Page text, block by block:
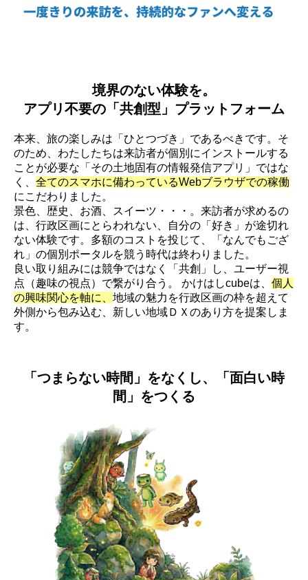
境界のない体験を。
アプリ不要の「共創型」プラットフォーム
本来、旅の楽しみは「ひとつづき」であるべきです。そ
のため、わたしたちは来訪者が個別にインストールする
ことが必要な「その土地固有の情報発信アプリ」ではな
く、 全てのスマホに備わっているWebブラウザでの稼働
にこだわりました。
景色、歴史、お酒、スイーツ・・・。来訪者が求めるの
は、行政区画にとらわれない、自分の「好き」が途切れ
ない体験です。多額のコストを投じて、「なんでもござ
れ」の個別ポータルを競う時代は終わりました。
良い取り組みには競争ではなく「共創」し、ユーザー視
点（趣味の視点）で繋がり合う。 かけはしcubeは、 個人
の興味関心を軸に、 地域の魅力を行政区画の枠を超えて
外側から包み込む、新しい地域ＤＸのあり方を提案しま
す。
「つまらない時間」をなくし、「面白い時
間」をつくる